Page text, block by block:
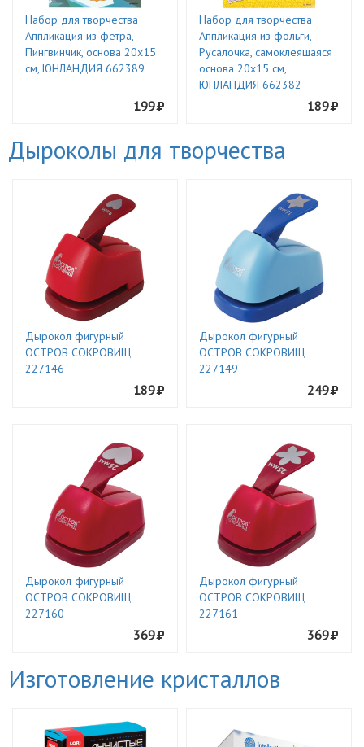
Набор для творчества
Аппликация из фетра,
Пингвинчик, основа 20х15
см, ЮНЛАНДИЯ 662389
199
Набор для творчества
Аппликация из фольги,
Русалочка, самоклеящаяся
основа 20х15 см,
ЮНЛАНДИЯ 662382
189
Дыроколы для творчества
Дырокол фигурный
ОСТРОВ СОКРОВИЩ
227146
189
Дырокол фигурный
ОСТРОВ СОКРОВИЩ
227149
249
Дырокол фигурный
ОСТРОВ СОКРОВИЩ
227160
369
Дырокол фигурный
ОСТРОВ СОКРОВИЩ
227161
369
Изготовление кристаллов